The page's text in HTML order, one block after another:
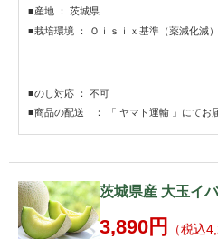
■産地 ： 茨城県
■栽培環境 ： Ｏｉｓｉｘ基準（薬減化減
■のし対応 ： 不可
■商品の配送 ： 「 ヤマト運輸 」にてお
茨城県産 大玉イ
3,890円 （税込